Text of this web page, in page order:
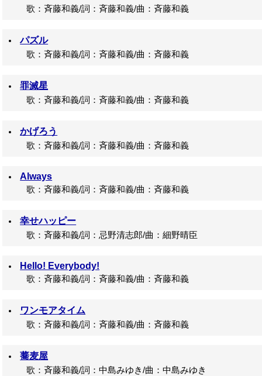
歌：斉藤和義/詞：斉藤和義/曲：斉藤和義
パズル
歌：斉藤和義/詞：斉藤和義/曲：斉藤和義
罪滅星
歌：斉藤和義/詞：斉藤和義/曲：斉藤和義
かげろう
歌：斉藤和義/詞：斉藤和義/曲：斉藤和義
Always
歌：斉藤和義/詞：斉藤和義/曲：斉藤和義
幸せハッピー
歌：斉藤和義/詞：忌野清志郎/曲：細野晴臣
Hello! Everybody!
歌：斉藤和義/詞：斉藤和義/曲：斉藤和義
ワンモアタイム
歌：斉藤和義/詞：斉藤和義/曲：斉藤和義
蕎麦屋
歌：斉藤和義/詞：中島みゆき/曲：中島みゆき